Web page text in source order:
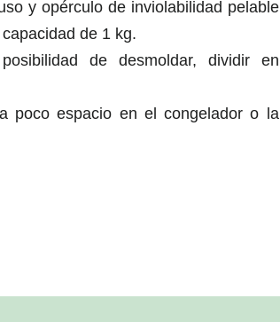
y opérculo de inviolabilidad pelable
de 1 kg.
de desmoldar, dividir en
poco espacio en el congelador o la